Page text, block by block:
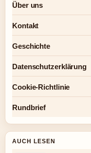
Über uns
Kontakt
Geschichte
Datenschutzerklärung
Cookie-Richtlinie
Rundbrief
AUCH LESEN